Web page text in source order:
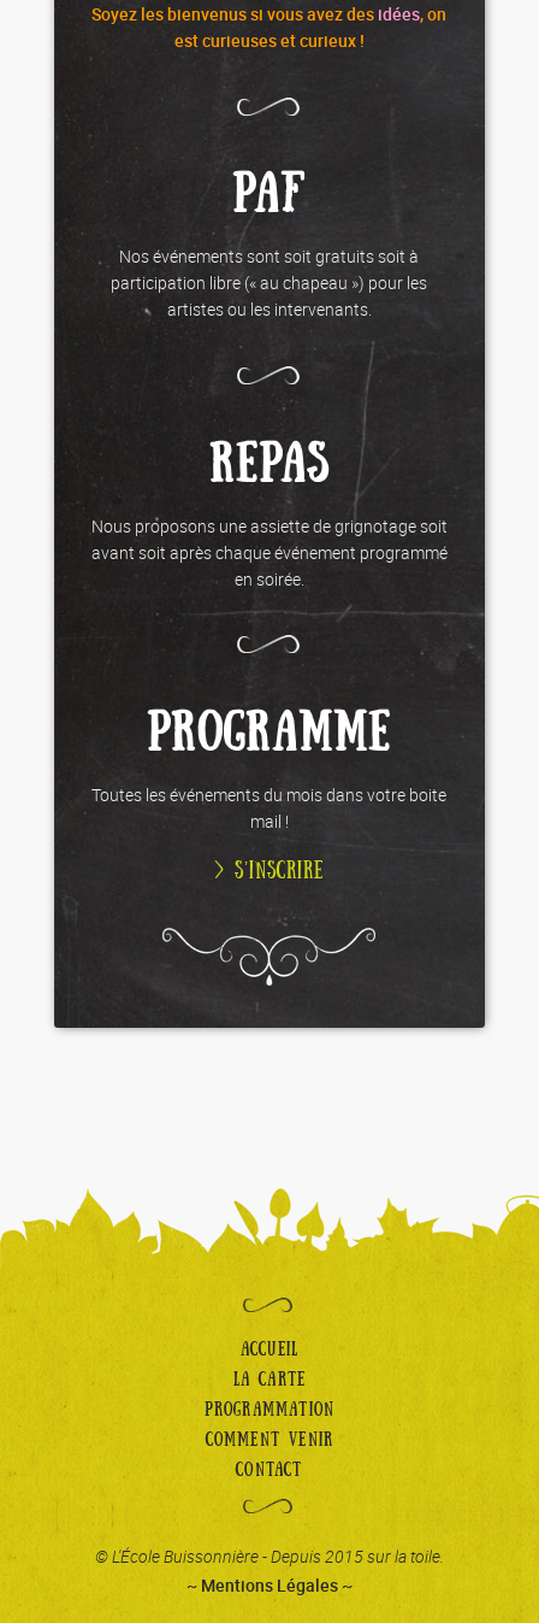
Soyez lesbienvenussi vous avez des idées, on
est curieuses et curieux !
PAF
Nos événements sont soit gratuits soit à
participation libre (« au chapeau ») pour les
artistes ou les intervenants.
REPAS
Nous proposons une assiette de grignotage soit
avant soit après chaque événement programmé
en soirée.
PROGRAMME
Toutes les événements du mois dans votre boite
mail !
> S’INSCRIRE
ACCUEIL
LA CARTE
PROGRAMMATION
COMMENT VENIR
CONTACT
© L'École Buissonnière - Depuis 2015 sur la toile.
~ Mentions Légales ~